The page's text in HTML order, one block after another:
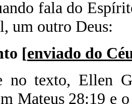
fala do
um outro Deus:
[enviado do
no texto, Ellen
Mateus 28:19 e